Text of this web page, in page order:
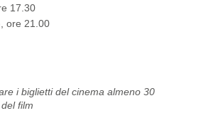
17.30
, ore 21.00
i biglietti del cinema almeno 30
film